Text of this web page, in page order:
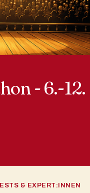
- 6.-12.
& EXPERT:INNEN